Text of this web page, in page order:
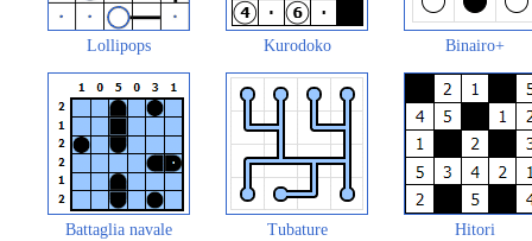
Lollipops Kurodoko Binairo+
Battaglia navale Tubature Hitori